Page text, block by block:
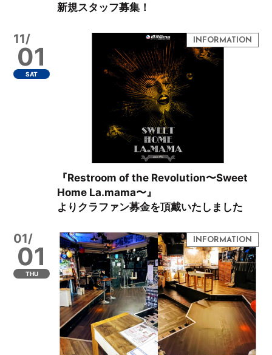
新規スタッフ募集！
11/
01
SAT
『Restroom of the Revolution〜Sweet
Home La.mama〜』
よりクラファン募金を頂戴いたしました
01/
01
THU